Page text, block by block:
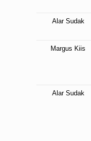
Alar Sudak
Margus Kiis
Alar Sudak